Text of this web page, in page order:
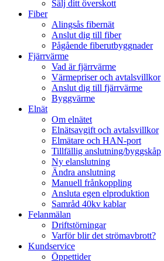
Sälj ditt överskott
Fiber
Alingsås fibernät
Anslut dig till fiber
Pågående fiberutbyggnader
Fjärrvärme
Vad är fjärrvärme
Värmepriser och avtalsvillkor
Anslut dig till fjärrvärme
Byggvärme
Elnät
Om elnätet
Elnätsavgift och avtalsvillkor
Elmätare och HAN-port
Tillfällig anslutning/byggskåp
Ny elanslutning
Ändra anslutning
Manuell frånkoppling
Ansluta egen elproduktion
Samråd 40kv kablar
Felanmälan
Driftstörningar
Varför blir det strömavbrott?
Kundservice
Öppettider